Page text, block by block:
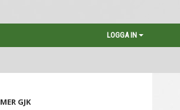
LOGGA IN
MER GJK